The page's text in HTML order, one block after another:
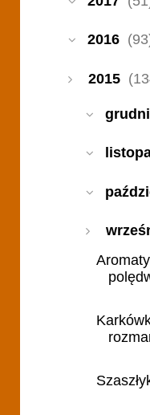
2016
2015